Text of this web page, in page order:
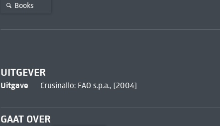
Books
UITGEVER
Uitgave Crusinallo: FAO s.p.a., [2004]
GAAT OVER